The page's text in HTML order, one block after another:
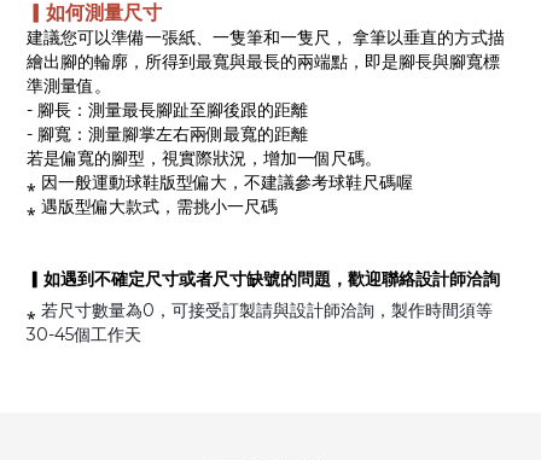
▎如何測量尺寸
建議您可以準備一張紙、一隻筆和一隻尺， 拿筆以垂直的方式描
繪出腳的輪廓，所得到最寬與最長的兩端點，即是腳長與腳寬標
準測量值。
- 腳長：測量最長腳趾至腳後跟的距離
- 腳寬：測量腳掌左右兩側最寬的距離
若是偏寬的腳型，視實際狀況，增加一個尺碼。
⁎ 因一般運動球鞋版型偏大，不建議參考球鞋尺碼喔
⁎ 遇版型偏大款式，需挑小一尺碼
▎如遇到不確定尺寸或者尺寸缺號的問題，歡迎聯絡設計師洽詢
⁎ 若尺寸數量為0，可接受訂製請與設計師洽詢，製作時間須等
30-45個工作天